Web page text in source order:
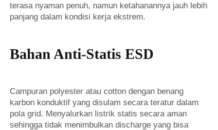
terasa nyaman penuh, namun ketahanannya jauh lebih
panjang dalam kondisi kerja ekstrem.
Bahan Anti-Statis ESD
Campuran polyester atau cotton dengan benang
karbon konduktif yang disulam secara teratur dalam
pola grid. Menyalurkan listrik statis secara aman
sehingga tidak menimbulkan discharge yang bisa